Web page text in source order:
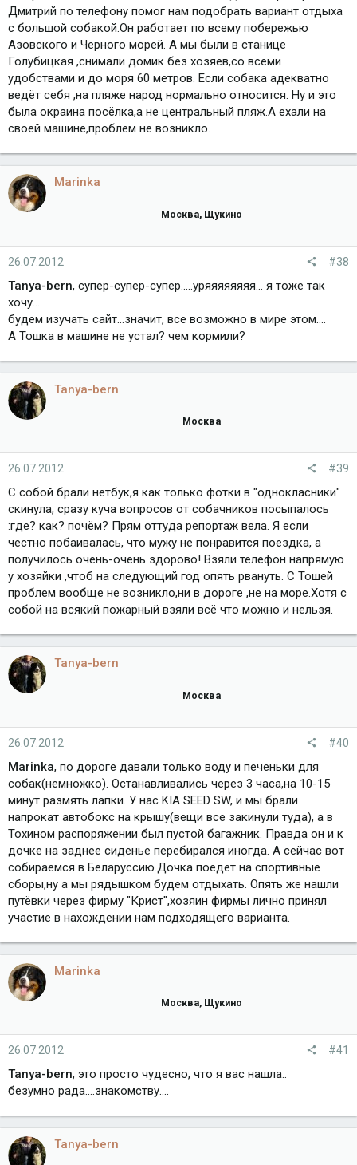
Дмитрий по телефону помог нам подобрать вариант отдыха
с большой собакой.Он работает по всему побережью
Азовского и Черного морей. А мы были в станице
Голубицкая ,снимали домик без хозяев,со всеми
удобствами и до моря 60 метров. Если собака адекватно
ведёт себя ,на пляже народ нормально относится. Ну и это
была окраина посёлка,а не центральный пляж.А ехали на
своей машине,проблем не возникло.
Marinka
Москва, Щукино
26.07.2012 #38
Tanya-bern, супер-супер-супер.....уряяяяяяяя... я тоже так
хочу...
будем изучать сайт...значит, все возможно в мире этом....
А Тошка в машине не устал? чем кормили?
Tanya-bern
Москва
26.07.2012 #39
С собой брали нетбук,я как только фотки в "однокласники"
скинула, сразу куча вопросов от собачников посыпалось
:где? как? почём? Прям оттуда репортаж вела. Я если
честно побаивалась, что мужу не понравится поездка, а
получилось очень-очень здорово! Взяли телефон напрямую
у хозяйки ,чтоб на следующий год опять рвануть. С Тошей
проблем вообще не возникло,ни в дороге ,не на море.Хотя с
собой на всякий пожарный взяли всё что можно и нельзя.
Tanya-bern
Москва
26.07.2012 #40
Marinka, по дороге давали только воду и печеньки для
собак(немножко). Останавливались через 3 часа,на 10-15
минут размять лапки. У нас KIA SEED SW, и мы брали
напрокат автобокс на крышу(вещи все закинули туда), а в
Тохином распоряжении был пустой багажник. Правда он и к
дочке на заднее сиденье перебирался иногда. А сейчас вот
собираемся в Беларуссию.Дочка поедет на спортивные
сборы,ну а мы рядышком будем отдыхать. Опять же нашли
путёвки через фирму "Крист",хозяин фирмы лично принял
участие в нахождении нам подходящего варианта.
Marinka
Москва, Щукино
26.07.2012 #41
Tanya-bern, это просто чудесно, что я вас нашла..
безумно рада....знакомству....
Tanya-bern